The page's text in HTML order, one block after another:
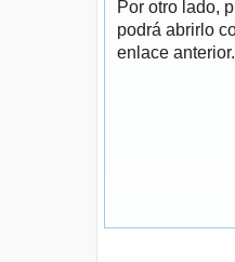
Por otro lado,
podrá abrirlo
enlace anterior.